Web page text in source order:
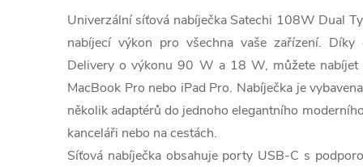
Univerzální síťová nabíječka Satechi 108W Dual
nabíjecí výkon pro všechna vaše zařízení.
Delivery o výkonu 90 W a 18 W, můžete
MacBook Pro nebo iPad Pro. Nabíječka je
několik adaptérů do jednoho elegantního
kanceláři nebo na cestách.
Síťová nabíječka obsahuje porty USB-C s